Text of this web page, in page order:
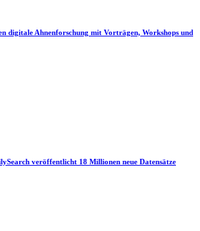
digitale Ahnenforschung mit Vorträgen, Workshops und
veröffentlicht 18 Millionen neue Datensätze